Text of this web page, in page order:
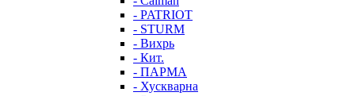
- PATRIOT
- STURM
- Вихрь
- Кит.
- ПАРМА
- Хускварна